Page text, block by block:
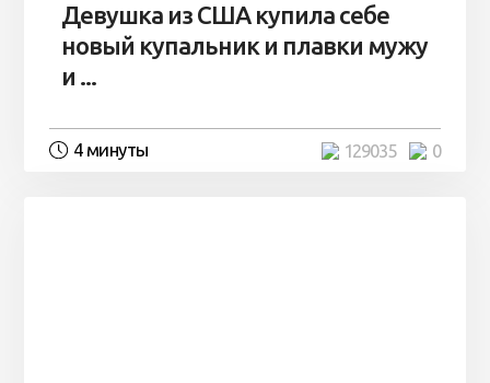
Девушка из США купила себе
новый купальник и плавки мужу
и ...
4 минуты 0
129035